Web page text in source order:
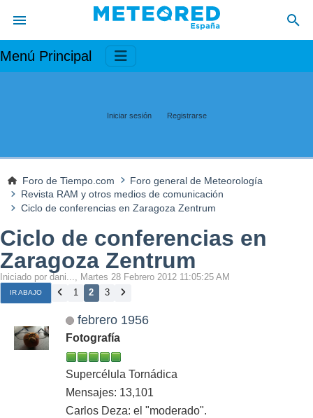
Menú Principal
Iniciar sesión Registrarse
Foro de Tiempo.com
Foro general de Meteorología
Revista RAM y otros medios de comunicación
Ciclo de conferencias en Zaragoza Zentrum
Ciclo de conferencias en
Zaragoza Zentrum
Iniciado por dani..., Martes 28 Febrero 2012 11:05:25 AM
IR ABAJO 1 2 3
febrero 1956
Fotografía
Supercélula Tornádica
Mensajes: 13,101
Carlos Deza: el "moderado".